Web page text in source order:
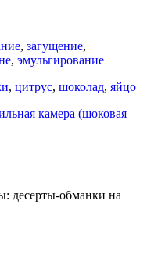
, загущение,
, эмульгирование
, цитрус, шоколад, яйцо
камера (шоковая
десерты-обманки на